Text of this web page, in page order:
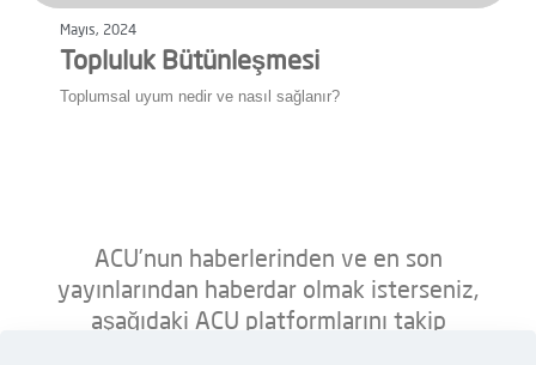
Mayıs, 2024
Topluluk Bütünleşmesi
Toplumsal uyum nedir ve nasıl sağlanır?
ACU’nun haberlerinden ve en son
yayınlarından haberdar olmak isterseniz,
aşağıdaki ACU platformlarını takip